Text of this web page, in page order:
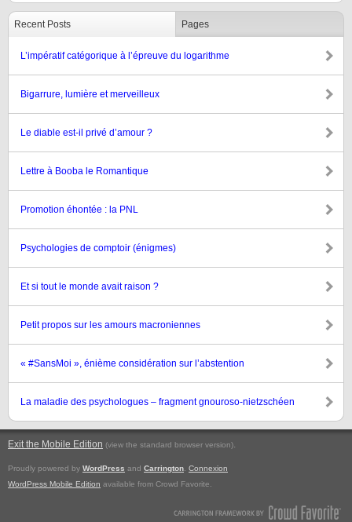
Recent Posts Pages
L’impératif catégorique à l’épreuve du logarithme
Bigarrure, lumière et merveilleux
Le diable est-il privé d’amour ?
Lettre à Booba le Romantique
Promotion éhontée : la PNL
Psychologies de comptoir (énigmes)
Et si tout le monde avait raison ?
Petit propos sur les amours macroniennes
« #SansMoi », énième considération sur l’abstention
La maladie des psychologues – fragment gnouroso-nietzschéen
Exit the Mobile Edition (view the standard browser version).
Proudly powered by WordPress and Carrington Connexion
WordPress Mobile Edition available from Crowd Favorite.